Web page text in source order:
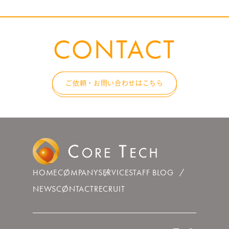
CONTACT
ご依頼・お問い合わせはこちら
HOMECOMPANYSERVICESTAFF BLOG
NEWSCONTACTRECRUIT